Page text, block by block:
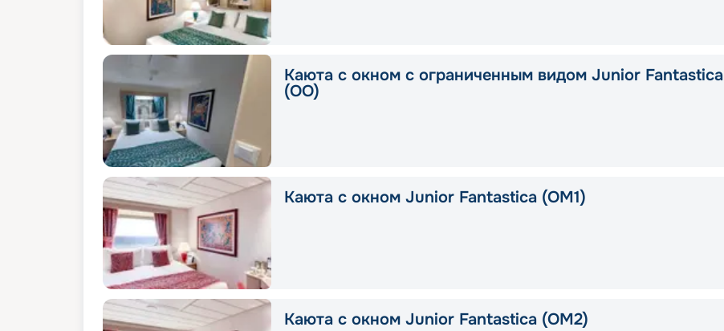
Каюта с окном с ограниченным видом Junior Fantastica
(OO)
Каюта с окном Junior Fantastica (OM1)
Каюта с окном Junior Fantastica (OM2)